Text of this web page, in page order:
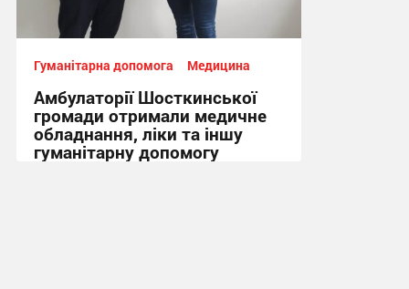
Гуманітарна допомога Медицина
Амбулаторії Шосткинської
громади отримали медичне
обладнання, ліки та іншу
гуманітарну допомогу